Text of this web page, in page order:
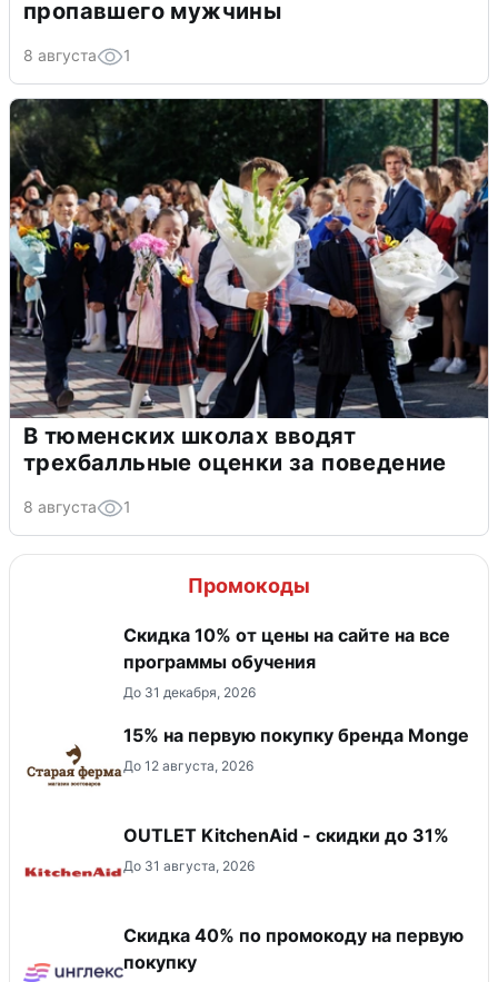
пропавшего мужчины
8 августа 1
В тюменских школах вводят
трехбалльные оценки за поведение
8 августа 1
Промокоды
Скидка 10% от цены на сайте на все
программы обучения
До 31 декабря, 2026
15% на первую покупку бренда Monge
До 12 августа, 2026
OUTLET KitchenAid - скидки до 31%
До 31 августа, 2026
Скидка 40% по промокоду на первую
покупку